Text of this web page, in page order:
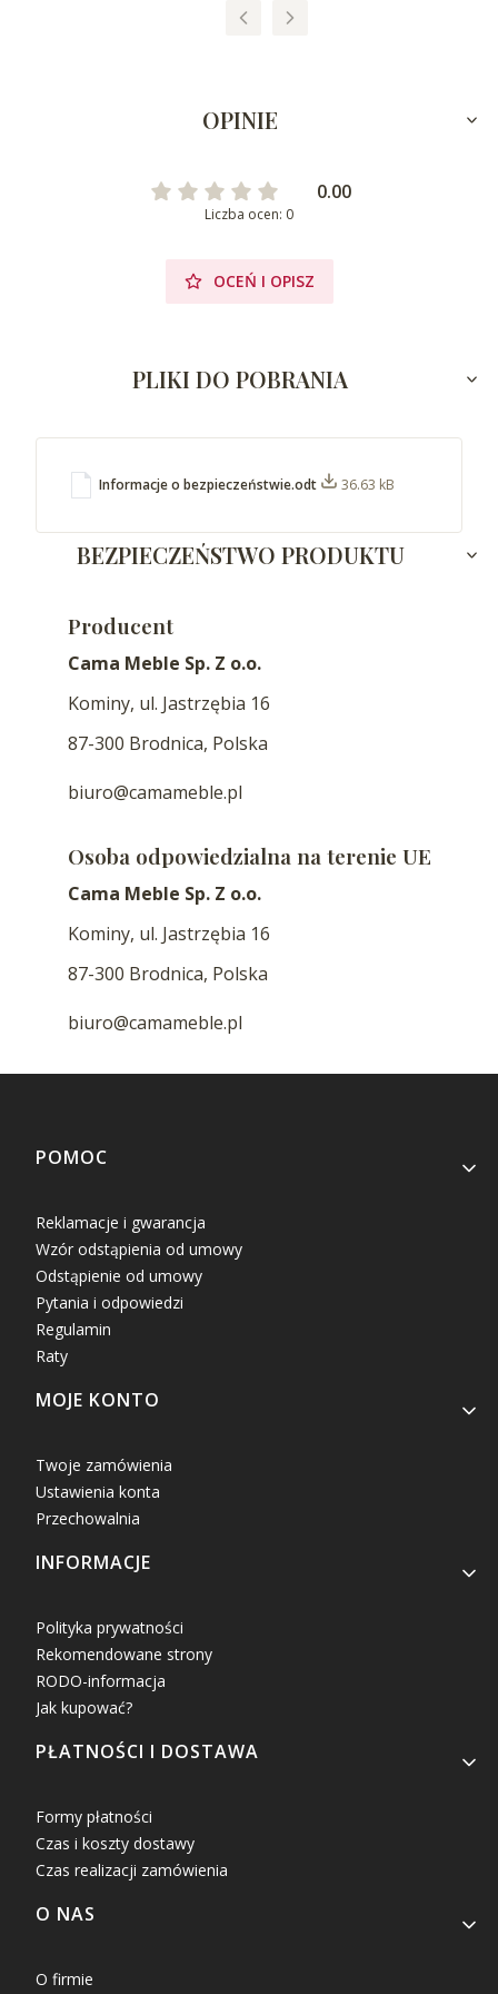
OPINIE
0.00
Liczba ocen: 0
OCEŃ I OPISZ
PLIKI DO POBRANIA
Informacje o bezpieczeństwie.odt 36.63 kB
BEZPIECZEŃSTWO PRODUKTU
Producent
Cama Meble Sp. Z o.o.
Kominy, ul. Jastrzębia 16
87-300 Brodnica, Polska
biuro@camameble.pl
Osoba odpowiedzialna na terenie UE
Cama Meble Sp. Z o.o.
Kominy, ul. Jastrzębia 16
87-300 Brodnica, Polska
biuro@camameble.pl
Linki w stopce
POMOC
Reklamacje i gwarancja
Wzór odstąpienia od umowy
Odstąpienie od umowy
Pytania i odpowiedzi
Regulamin
Raty
MOJE KONTO
Twoje zamówienia
Ustawienia konta
Przechowalnia
INFORMACJE
Polityka prywatności
Rekomendowane strony
RODO-informacja
Jak kupować?
PŁATNOŚCI I DOSTAWA
Formy płatności
Czas i koszty dostawy
Czas realizacji zamówienia
O NAS
O firmie